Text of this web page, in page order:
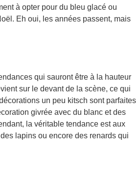
à opter pour du bleu glacé ou
Eh oui, les années passent, mais
qui sauront être à la hauteur
sur le devant de la scène, ce qui
un peu kitsch sont parfaites
givrée avec du blanc et des
la véritable tendance est aux
lapins ou encore des renards qui